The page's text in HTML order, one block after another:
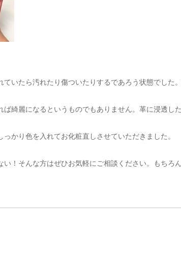
いたら汚れたり傷ついたりするであろう状態でした
綺麗になるというものでもありません。革に浸透し
かり色を入れてお化粧直しさせていただきました。
！そんな方はぜひお気軽にご相談ください。もちろ